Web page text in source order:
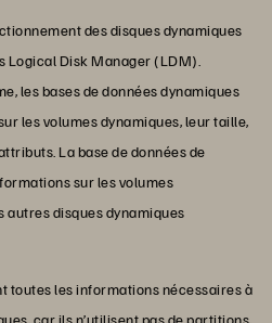
des disques dynamiques
Logical Disk Manager (LDM).
les bases de données dynamiques
les volumes dynamiques, leur taille,
La base de données de
sur les volumes
autres disques dynamiques
toutes les informations nécessaires à